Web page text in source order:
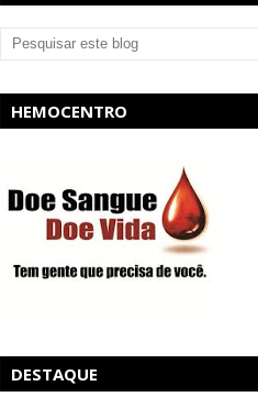
HEMOCENTRO
DESTAQUE